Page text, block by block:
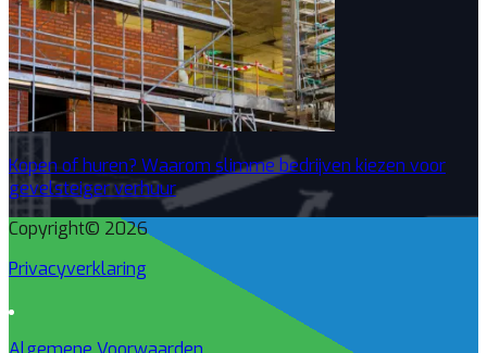
Kopen of huren? Waarom slimme bedrijven kiezen voor
gevelsteiger verhuur
Copyright© 2026
Privacyverklaring